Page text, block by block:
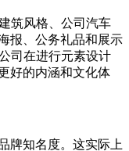
风格、公司汽车
报、公务礼品和展示
司在进行元素设计
好的内涵和文化体
知名度。这实际上